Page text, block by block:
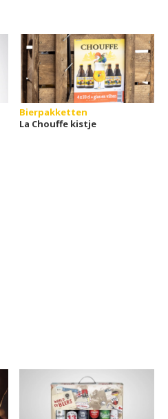
Bierpakketten
La Chouffe kistje